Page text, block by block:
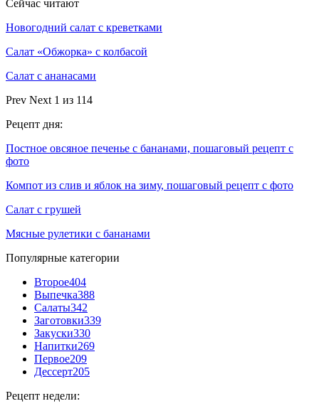
Сейчас читают
Новогодний салат с креветками
Салат «Обжорка» с колбасой
Салат с ананасами
Prev Next 1 из 114
Рецепт дня:
Постное овсяное печенье с бананами, пошаговый рецепт с
фото
Компот из слив и яблок на зиму, пошаговый рецепт с фото
Салат с грушей
Мясные рулетики с бананами
Популярные категории
Второе404
Выпечка388
Салаты342
Заготовки339
Закуски330
Напитки269
Первое209
Дессерт205
Рецепт недели: